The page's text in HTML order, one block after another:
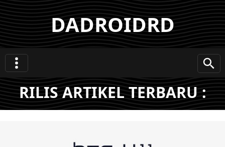
DADROIDRD
RILIS ARTIKEL TERBARU :